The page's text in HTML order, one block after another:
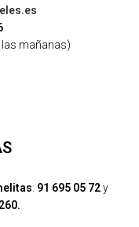
mañanas)
: 91 695 05 72y